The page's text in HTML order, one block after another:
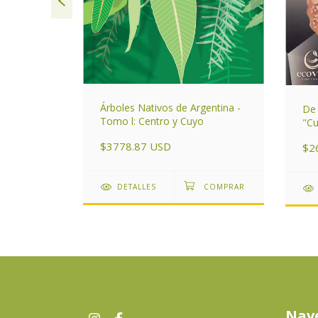
Árboles Nativos de Argentina -
Tomo l: Centro y Cuyo
$3778.87 USD
DETALLES